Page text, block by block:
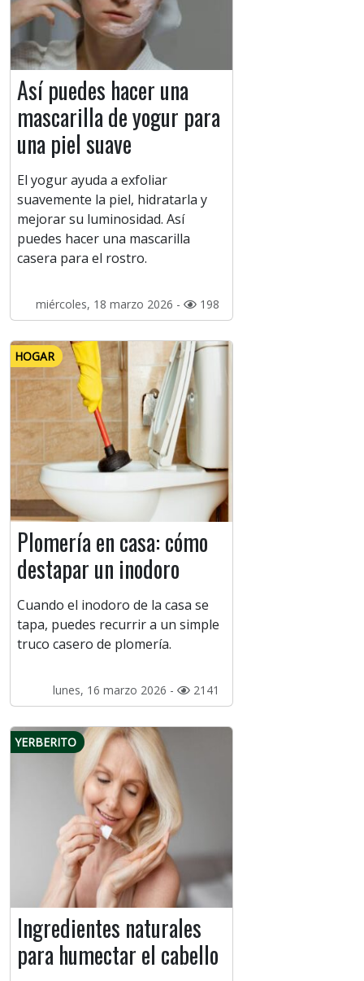
Así puedes hacer una
mascarilla de yogur para
una piel suave
El yogur ayuda a exfoliar
suavemente la piel, hidratarla y
mejorar su luminosidad. Así
puedes hacer una mascarilla
casera para el rostro.
miércoles, 18 marzo 2026 - 198
HOGAR
Plomería en casa: cómo
destapar un inodoro
Cuando el inodoro de la casa se
tapa, puedes recurrir a un simple
truco casero de plomería.
lunes, 16 marzo 2026 - 2141
YERBERITO
Ingredientes naturales
para humectar el cabello